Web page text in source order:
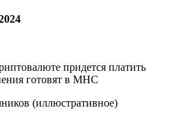
(иллюстративное)